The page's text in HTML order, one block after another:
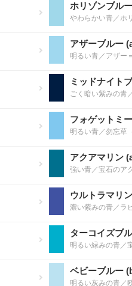
ホリゾンブル
やわらかい青／ホ
アザーブルー
明るい青／アザー
ミッドナイト
ごく暗い紫みの青
フォゲットミ
明るい青／勿忘草
アクアマリン
強い青／宝石のア
ウルトラマリ
濃い紫みの青／ラ
ターコイズブ
明るい緑みの青／
ベビーブルー
明るい灰みの青／